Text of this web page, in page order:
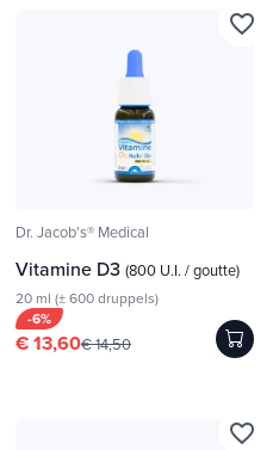
Dr. Jacob's® Medical
Vitamine D3 (800 U.I. / goutte)
20 ml (± 600 druppels)
-6%
€ 13,60€ 14,50
favorite_border
favorite_border